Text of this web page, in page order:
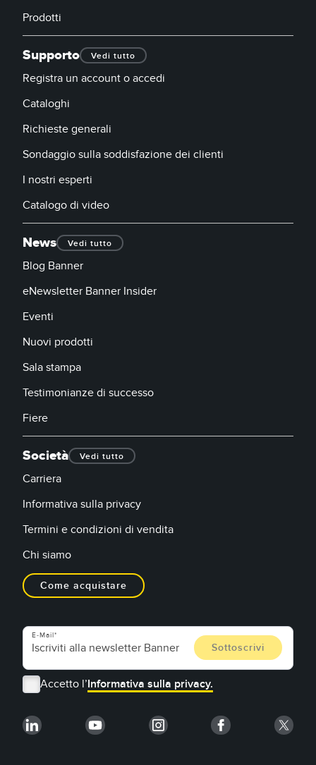
Prodotti
Supporto Vedi tutto
Registra un account o accedi
Cataloghi
Richieste generali
Sondaggio sulla soddisfazione dei clienti
I nostri esperti
Catalogo di video
News Vedi tutto
Blog Banner
eNewsletter Banner Insider
Eventi
Nuovi prodotti
Sala stampa
Testimonianze di successo
Fiere
Società Vedi tutto
Carriera
Informativa sulla privacy
Termini e condizioni di vendita
Chi siamo
Come acquistare
E-Mail
Accetto l’Informativa sulla privacy.